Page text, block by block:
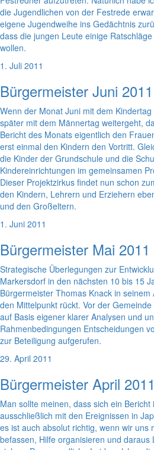
die Jugendlichen von der Festrede
eigene Jugendweihe ins Gedächtnis
dass die jungen Leute einige
wollen.
1. Juli 2011
Bürgermeister Juni 2011
Wenn der Monat Juni mit dem
später mit dem Männertag weitergeht,
Bericht des Monats eigentlich den
erst einmal den Kindern den Vortritt.
die Kinder der Grundschule und die
Kindereinrichtungen im gemeinsamen
Dieser Projektzirkus findet nun schon
den Kindern, Lehrern und Erziehern
und den Großeltern.
1. Juni 2011
Bürgermeister Mai 2011
Strategische Überlegungen zur
Markersdorf in den nächsten 10 bis 15
Bürgermeister Thomas Knack in
den Mittelpunkt rückt. Vor der
auf Basis eigener klarer Analysen und
Rahmenbedingungen Entscheidungen
zur Beteiligung aufgerufen.
29. April 2011
Bürgermeister April 2011
Man sollte meinen, dass sich ein Bericht
ausschließlich mit den Ereignissen in
es ist auch absolut richtig, wenn wir uns
befassen, Hilfe organisieren und daraus